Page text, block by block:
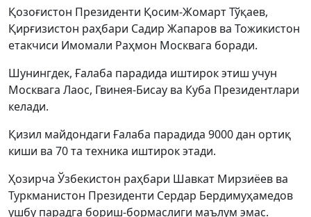
Қозоғистон Президенти Қосим-Жомарт Тўқаев,
Қирғизистон раҳбари Садир Жапаров ва Тожикистон
етакчиси Имомали Раҳмон Москвага боради.
Шунингдек, Ғалаба парадида иштирок этиш учун
Москвага Лаос, Гвинея-Бисау ва Куба Президентлари
келади.
Қизил майдондаги Ғалаба парадида 9000 дан ортиқ
киши ва 70 та техника иштирок этади.
Ҳозирча Ўзбекистон раҳбари Шавкат Мирзиёев ва
Туркманистон Президенти Сердар Бердимуҳамедов
ушбу парадга бориш-бормаслиги маълум эмас.